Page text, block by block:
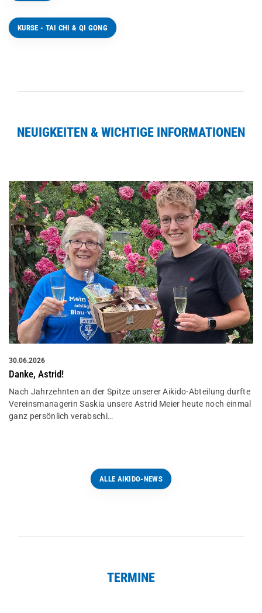
KURSE - TAI CHI & QI GONG
NEUIGKEITEN & WICHTIGE INFORMATIONEN
30.06.2026
Danke, Astrid!
Nach Jahrzehnten an der Spitze unserer Aikido-Abteilung durfte
Vereinsmanagerin Saskia unsere Astrid Meier heute noch einmal
ganz persönlich verabschi…
ALLE AIKIDO-NEWS
TERMINE